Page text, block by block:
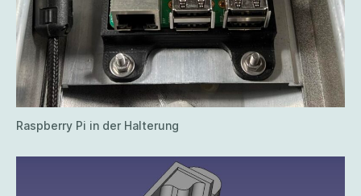
Raspberry Pi in der Halterung